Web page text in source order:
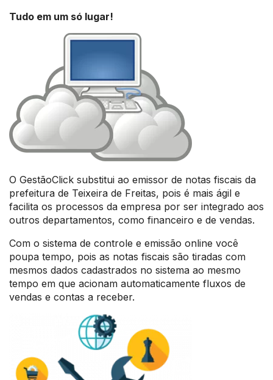
Tudo em um só lugar!
O GestãoClick substitui ao emissor de notas fiscais da
prefeitura de Teixeira de Freitas, pois é mais ágil e
facilita os processos da empresa por ser integrado aos
outros departamentos, como financeiro e de vendas.
Com o sistema de controle e emissão online você
poupa tempo, pois as notas fiscais são tiradas com
mesmos dados cadastrados no sistema ao mesmo
tempo em que acionam automaticamente fluxos de
vendas e contas a receber.